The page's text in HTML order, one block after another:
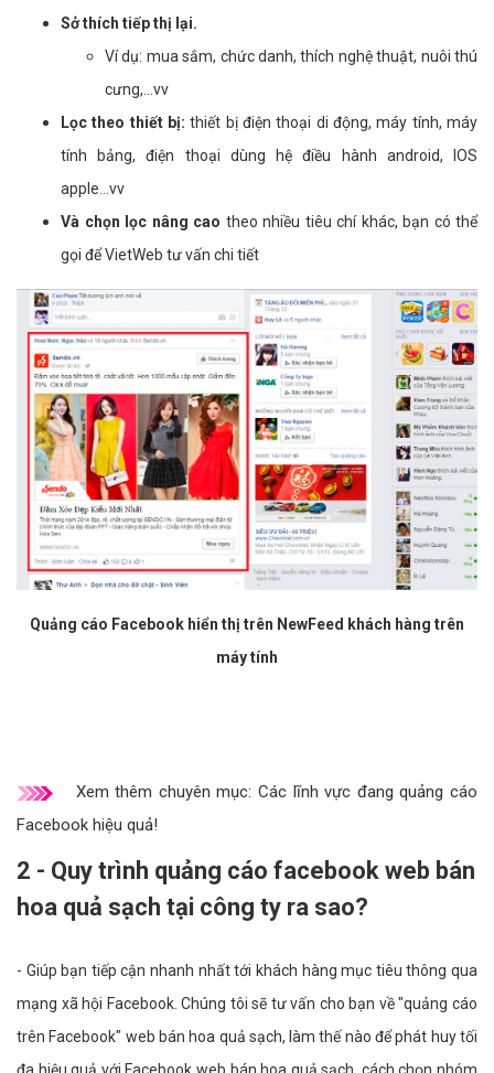
Sở thích tiếp thị lại.
Ví dụ: mua sắm, chức danh, thích nghệ thuật, nuôi thú
cưng,...vv
Lọc theo thiết bị:thiết bị điện thoại di động, máy tính, máy
tính bảng, điện thoại dùng hệ điều hành android, IOS
apple...vv
Và chọn lọc nâng cao theo nhiều tiêu chí khác, bạn có thể
gọi để VietWeb tư vấn chi tiết
Quảng cáo Facebook hiển thị trên NewFeed khách hàng trên
máy tính
Xem thêm chuyên mục: Các lĩnh vực đang quảng cáo
Facebook hiệu quả!
2 - Quy trình quảng cáo facebook web bán
hoa quả sạch tại công ty ra sao?
- Giúp bạn tiếp cận nhanh nhất tới khách hàng mục tiêu thông qua
mạng xã hội Facebook. Chúng tôi sẽ tư vấn cho bạn về "quảng cáo
trên Facebook" web bán hoa quả sạch, làm thế nào để phát huy tối